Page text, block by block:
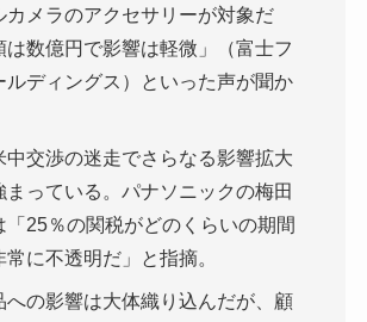
カメラのアクセサリーが対象だ
は数億円で影響は軽微」（富士フ
ルディングス）といった声が聞か
中交渉の迷走でさらなる影響拡大
まっている。パナソニックの梅田
「25％の関税がどのくらいの期間
に不透明だ」と指摘。
への影響は大体織り込んだが、顧